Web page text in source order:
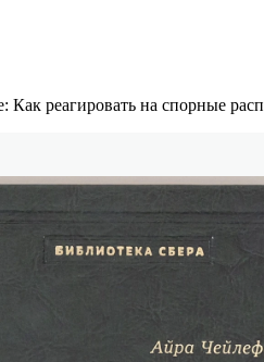
Как реагировать на спорные